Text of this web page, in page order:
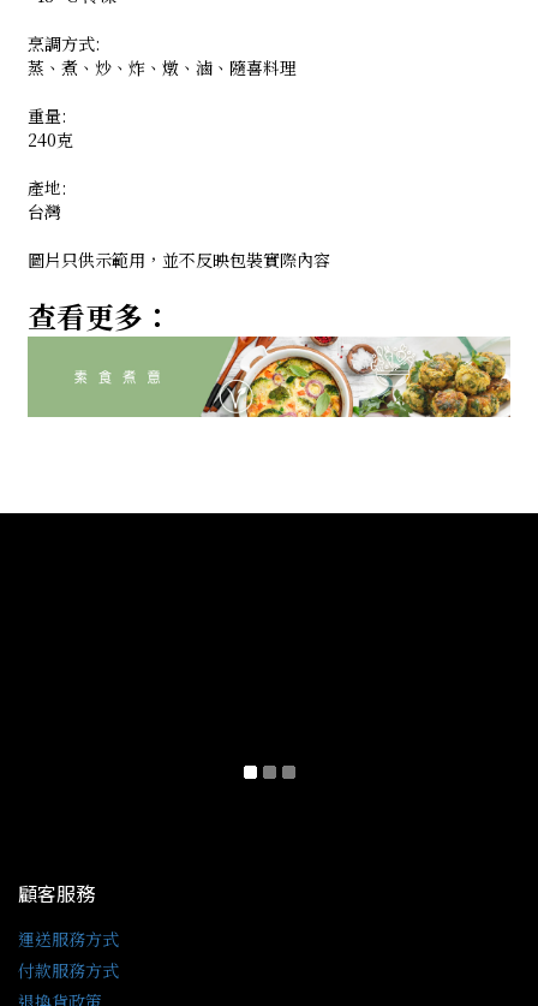
烹調方式:
蒸、煮、炒、炸、燉、滷、隨喜料理
重量:
240克
產地:
台灣
圖片只供示範用，並不反映包裝實際內容
查看更多：
顧客服務
運送服務方式
付款服務方式